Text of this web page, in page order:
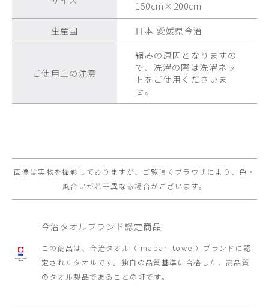
150cm×200cm
生産国 日本 愛媛県今治
ご使用上の注意
縮みの原因となりますの
で、洗濯の際は洗濯ネッ
トをご使用くださいま
せ。
画像は実物を撮影しておりますが、ご覧頂くブラウザにより、色・
風合いが若干異なる場合がございます。
今治タオルブランド認定商品
この商品は、今治タオル（Imabari towel）ブランドに認
定されたタオルです。 独自の品質基準に合格した、高品質
のタオル製品であることの証です。